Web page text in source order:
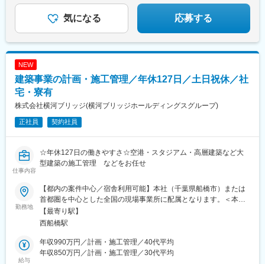
奈川県)、六会日大前駅、社家駅、宮山駅、富水駅、常永駅、御殿
場駅、三島広小路駅、富士根駅、清水駅(静岡県)、東静岡駅、藤枝
駅、高塚駅、自動車学校前駅、船町駅、豊川駅、岡崎駅、亀島
田駅(滋賀県)、福知山駅、桂駅、東野駅(京都府)、伏見駅(京都
府)、藤阪駅、星ケ丘駅(大阪府)、池田駅(大阪府)、門真南駅、水無
瀬駅、ＪＲ総持寺駅、荒本駅、河内天美駅、深井駅、泉佐野駅、
尼崎駅(阪神線)、打出駅、西明石駅、別府駅(兵庫県)、手柄駅、網
干駅、新大宮駅、大和八木駅、和歌山駅、眉山ロープウェイ山麓
島駅、南区役所前駅、別院前駅、櫛ケ浜駅、新山口駅、下曽根
駅、西黒崎駅、吉塚駅、古賀駅、橋本駅(福岡県)、春日原駅、御井
駅、宮崎駅、鴨池駅、てだこ浦西駅、古島駅、西松本駅、京成西
船駅、大師橋駅、伊勢佐木長者町駅、南林間駅、長沼駅(静岡県)、
浄心駅、成岩駅、三柿野駅、中川原駅、宮之阪駅、上牧駅(大阪
府)、田中口駅、大手町駅(愛媛県)、桟橋通三丁目駅、岡山駅前
駅、倉敷市駅、比治山橋駅、横川一丁目駅、熊西駅、佐世保中央
駅、郡元駅(鹿児島市電)、黄金町駅、古庄駅、島本駅、ＪＲ松山駅
前駅、桟橋通一丁目駅、皆実町二丁目駅、横川駅、黒崎駅前駅、
気になる 応募する
NEW
建築事業の計画・施工管理／年休127日／土日祝休／社
宅・寮有
株式会社横河ブリッジ(横河ブリッジホールディングスグループ)
正社員 契約社員
仕事内容
☆年休127日の働きやすさ☆空港・スタジアム・高層建築など大
型建築の施工管理 などをお任せ
勤務地
【都内の案件中心／宿舎利用可能】本社（千葉県船橋市）または
首都圏を中心とした全国の現場事業所に配属となります。＜本社
＞千葉県船橋市山野町47-1 横河ウエストビル＜アクセス＞JR総武
線「西船橋駅」より徒歩9分※受動喫煙対策：原則屋内禁煙／屋外
【最寄り駅】
西船橋駅
給与
年収990万円／計画・施工管理／40代平均
年収850万円／計画・施工管理／30代平均